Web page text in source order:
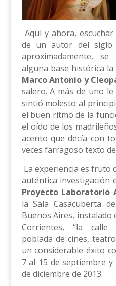
Aquí y ahora,
de un autor del
aproximadamente,
alguna base histórica
Marco Antonio y
salero. A más de uno
sintió molesto al
el buen ritmo de la
el oído de los
acento que decía con
veces farragoso texto
La experiencia es fruto
auténtica investigación
Proyecto Laboratorio
la Sala Casacuberta
Buenos Aires, instalado
Corrientes, “la calle
poblada de cines,
un considerable éxito
7 al 15 de septiembre
de diciembre de 2013.